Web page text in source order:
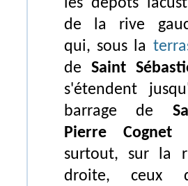
les dépôts
de la rive
qui, sous la
de Saint
s'étendent
barrage de
Pierre Cognet
surtout, sur la
droite, ceux